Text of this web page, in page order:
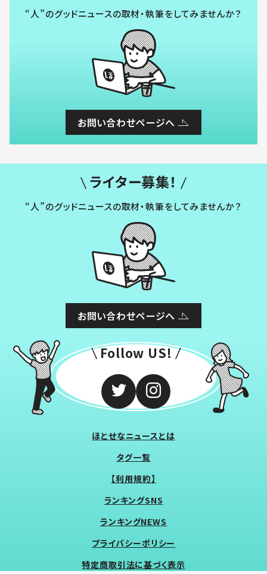
“人”のグッドニュースの取材・執筆をしてみませんか？
お問い合わせページへ
ライター募集！
“人”のグッドニュースの取材・執筆をしてみませんか？
お問い合わせページへ
Follow US!
ほとせなニュースとは
タグ一覧
【利用規約】
ランキングSNS
ランキングNEWS
プライバシーポリシー
特定商取引法に基づく表示